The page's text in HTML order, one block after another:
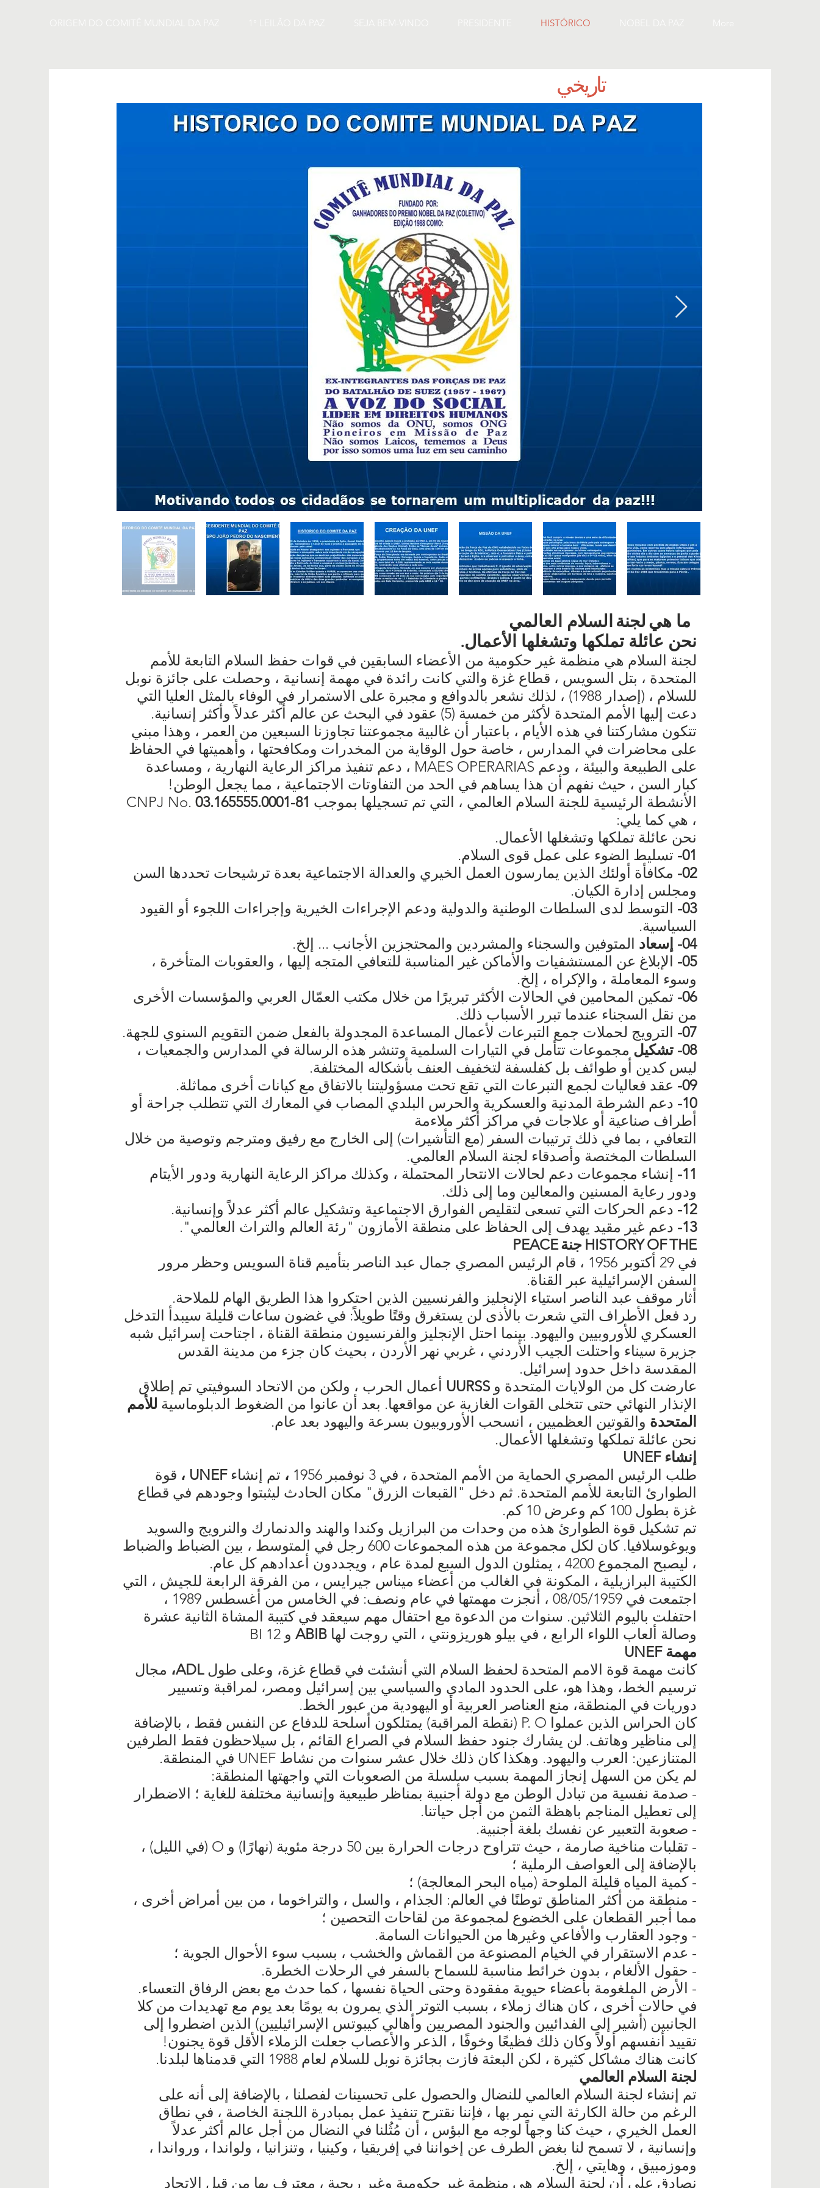
HISTÓRICO
تاريخي
ما هي لجنة السلام العالمي
نحن عائلة تملكها وتشغلها الأعمال.
لجنة السلام هي منظمة غير حكومية من الأعضاء السابقين في قوات حفظ السلام التابعة للأمم
المتحدة ، بتل السويس ، قطاع غزة والتي كانت رائدة في مهمة إنسانية ، وحصلت على جائزة نوبل
للسلام ، (إصدار 1988) ، لذلك نشعر بالدوافع و مجبرة على الاستمرار في الوفاء بالمثل العليا التي
دعت إليها الأمم المتحدة لأكثر من خمسة (5) عقود في البحث عن عالم أكثر عدلاً وأكثر إنسانية.
تتكون مشاركتنا في هذه الأيام ، باعتبار أن غالبية مجموعتنا تجاوزنا السبعين من العمر ، وهذا مبني
على محاضرات في المدارس ، خاصة حول الوقاية من المخدرات ومكافحتها ، وأهميتها في الحفاظ
على الطبيعة والبيئة ، ودعم MAES OPERARIAS ، دعم تنفيذ مراكز الرعاية النهارية ، ومساعدة
كبار السن ، حيث نفهم أن هذا يساهم في الحد من التفاوتات الاجتماعية ، مما يجعل الوطن!
الأنشطة الرئيسية للجنة السلام العالمي ، التي تم تسجيلها بموجب CNPJ No. 03.165555.0001-81
، هي كما يلي:
نحن عائلة تملكها وتشغلها الأعمال.
01- تسليط الضوء على عمل قوى السلام.
02- مكافأة أولئك الذين يمارسون العمل الخيري والعدالة الاجتماعية بعدة ترشيحات تحددها السن
ومجلس إدارة الكيان.
03- التوسط لدى السلطات الوطنية والدولية ودعم الإجراءات الخيرية وإجراءات اللجوء أو القيود
السياسية.
04- إسعاد
المتوفين والسجناء والمشردين والمحتجزين الأجانب ... إلخ.
05- الإبلاغ عن المستشفيات والأماكن غير المناسبة للتعافي المتجه إليها ، والعقوبات المتأخرة ،
وسوء المعاملة ، والإكراه ، إلخ.
06- تمكين المحامين في الحالات الأكثر تبريرًا من خلال مكتب العمّال العربي والمؤسسات الأخرى
من نقل السجناء عندما تبرر الأسباب ذلك.
07- الترويج لحملات جمع التبرعات لأعمال المساعدة المجدولة بالفعل ضمن التقويم السنوي للجهة.
08- تشكيل
مجموعات تتأمل في التيارات السلمية وتنشر هذه الرسالة في المدارس والجمعيات ،
ليس كدين أو طوائف بل كفلسفة لتخفيف العنف بأشكاله المختلفة.
09- عقد فعاليات لجمع التبرعات التي تقع تحت مسؤوليتنا بالاتفاق مع كيانات أخرى مماثلة.
10- دعم الشرطة المدنية والعسكرية والحرس البلدي المصاب في المعارك التي تتطلب جراحة أو
أطراف صناعية أو علاجات في مراكز أكثر ملاءمة
التعافي ، بما في ذلك ترتيبات السفر (مع التأشيرات) إلى الخارج مع رفيق ومترجم وتوصية من خلال
السلطات المختصة وأصدقاء لجنة السلام العالمي.
11-
إنشاء مجموعات دعم لحالات الانتحار المحتملة ، وكذلك مراكز الرعاية النهارية ودور الأيتام
ودور رعاية المسنين والمعالين وما إلى ذلك.
12- دعم الحركات التي تسعى لتقليص الفوارق الاجتماعية وتشكيل عالم أكثر عدلاً وإنسانية.
13- دعم غير مقيد يهدف إلى الحفاظ على منطقة الأمازون "رئة العالم والتراث العالمي".
HISTORYOFTHE جنةPEACE
في 29 أكتوبر 1956 ، قام الرئيس المصري جمال عبد الناصر بتأميم قناة السويس وحظر مرور
السفن الإسرائيلية عبر القناة.
أثار موقف عبد الناصر استياء الإنجليز والفرنسيين الذين احتكروا هذا الطريق الهام للملاحة.
رد فعل الأطراف التي شعرت بالأذى لن يستغرق وقتًا طويلاً: في غضون ساعات قليلة سيبدأ التدخل
العسكري للأوروبيين واليهود. بينما احتل الإنجليز والفرنسيون منطقة القناة ، اجتاحت إسرائيل شبه
جزيرة سيناء واحتلت الجيب الأردني ، غربي نهر الأردن ، بحيث كان جزء من مدينة القدس
المقدسة داخل حدود إسرائيل.
عارضت كل من الولايات المتحدة و UURSS أعمال الحرب ، ولكن من الاتحاد السوفيتي تم إطلاق
الإنذار النهائي حتى تتخلى القوات الغازية عن مواقعها. بعد أن عانوا من الضغوط الدبلوماسية للأمم
المتحدة والقوتين العظميين ، انسحب الأوروبيون بسرعة واليهود بعد عام.
نحن عائلة تملكها وتشغلها الأعمال.
إنشاء UNEF
طلب الرئيس المصري الحماية من الأمم المتحدة ، في 3 نوفمبر 1956
، تم إنشاءUNEF ،
قوة
الطوارئ التابعة للأمم المتحدة. ثم دخل "القبعات الزرق" مكان الحادث ليثبتوا وجودهم في قطاع
غزة بطول 100 كم وعرض 10 كم.
تم تشكيل قوة الطوارئ هذه من وحدات من البرازيل وكندا والهند والدنمارك والنرويج والسويد
ويوغوسلافيا. كان لكل مجموعة من هذه المجموعات 600 رجل في المتوسط ​​، بين الضباط والضباط
، ليصبح المجموع 4200 ، يمثلون الدول السبع لمدة عام ، ويجددون أعدادهم كل عام.
الكتيبة البرازيلية ، المكونة في الغالب من أعضاء ميناس جيرايس ، من الفرقة الرابعة للجيش ، التي
اجتمعت في 08/05/1959 ، أنجزت مهمتها في عام ونصف: في الخامس من أغسطس 1989 ،
احتفلت باليوم الثلاثين. سنوات من الدعوة مع احتفال مهم سيعقد في كتيبة المشاة الثانية عشرة
وصالة ألعاب اللواء الرابع ، في بيلو هوريزونتي ، التي روجت لها ABIB و 12 BI
مهمة UNEF
كانت مهمة قوة الامم المتحدة لحفظ السلام التي أنشئت في قطاع غزة، وعلى طولADL، مجال
ترسيم الخط، وهذا هو، على الحدود المادي والسياسي بين إسرائيل ومصر، لمراقبة وتسيير
دوريات في المنطقة، منع العناصر العربية أو اليهودية من عبور الخط.
كان الحراس الذين عملوا P. O (نقطة المراقبة) يمتلكون أسلحة للدفاع عن النفس فقط ، بالإضافة
إلى مناظير وهاتف. لن يشارك جنود حفظ السلام في الصراع القائم ، بل سيلاحظون فقط الطرفين
المتنازعين: العرب واليهود. وهكذا كان ذلك خلال عشر سنوات من نشاط UNEF في المنطقة.
لم يكن من السهل إنجاز المهمة بسبب سلسلة من الصعوبات التي واجهتها المنطقة:
- صدمة نفسية من تبادل الوطن مع دولة أجنبية بمناظر طبيعية وإنسانية مختلفة للغاية ؛ الاضطرار
إلى تعطيل المناجم باهظة الثمن من أجل حياتنا.
- صعوبة التعبير عن نفسك بلغة أجنبية.
- تقلبات مناخية صارمة ، حيث تتراوح درجات الحرارة بين 50 درجة مئوية (نهارًا) و O (في الليل) ،
بالإضافة إلى العواصف الرملية ؛
- كمية المياه قليلة الملوحة (مياه البحر المعالجة) ؛
- منطقة من أكثر المناطق توطنًا في العالم: الجذام ، والسل ، والتراخوما ، من بين أمراض أخرى ،
مما أجبر القطعان على الخضوع لمجموعة من لقاحات التحصين ؛
- وجود العقارب والأفاعي وغيرها من الحيوانات السامة.
- عدم الاستقرار في الخيام المصنوعة من القماش والخشب ، بسبب سوء الأحوال الجوية ؛
- حقول الألغام ، بدون خرائط مناسبة للسماح بالسفر في الرحلات الخطرة.
- الأرض الملغومة بأعضاء حيوية مفقودة وحتى الحياة نفسها ، كما حدث مع بعض الرفاق التعساء.
في حالات أخرى ، كان هناك زملاء ، بسبب التوتر الذي يمرون به يومًا بعد يوم مع تهديدات من كلا
الجانبين (أشير إلى الفدائيين والجنود المصريين وأهالي كيبوتس الإسرائيليين) الذين اضطروا إلى
تقييد أنفسهم أولاً وكان ذلك فظيعًا وخوفًا ، الذعر والأعصاب جعلت الزملاء الأقل قوة يجنون!
كانت هناك مشاكل كثيرة ، لكن البعثة فازت بجائزة نوبل للسلام لعام 1988 التي قدمناها لبلدنا.
لجنة السلام العالمي
تم إنشاء لجنة السلام العالمي للنضال والحصول على تحسينات لفصلنا ، بالإضافة إلى أنه على
الرغم من حالة الكارثة التي نمر بها ، فإننا نقترح تنفيذ عمل بمبادرة اللجنة الخاصة ، في نطاق
العمل الخيري ، حيث كنا وجهاً لوجه مع البؤس ، أن مُثُلنا في النضال من أجل عالم أكثر عدلاً
وإنسانية ، لا تسمح لنا بغض الطرف عن إخواننا في إفريقيا ، وكينيا ، وتنزانيا ، ولواندا ، ورواندا ،
وموزمبيق ، وهايتي ، إلخ.
نصادق على أن لجنة السلام هي منظمة غير حكومية وغير ربحية ، معترف بها من قبل الاتحاد